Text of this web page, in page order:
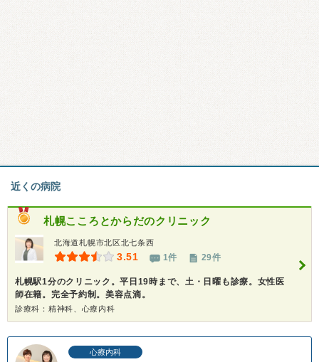
近くの病院
札幌こころとからだのクリニック
北海道札幌市北区北七条西
3.51 1件 29件
札幌駅1分のクリニック。平日19時まで、土・日曜も診療。女性医
師在籍。完全予約制。美容点滴。
診療科：精神科、心療内科
心療内科